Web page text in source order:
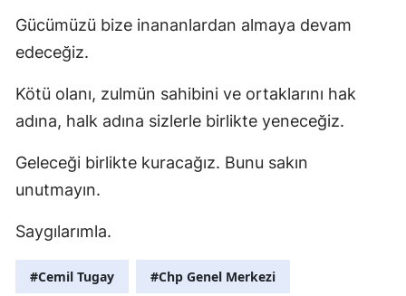
Gücümüzü bize inananlardan almaya devam
edeceğiz.
Kötü olanı, zulmün sahibini ve ortaklarını hak
adına, halk adına sizlerle birlikte yeneceğiz.
Geleceği birlikte kuracağız. Bunu sakın
unutmayın.
Saygılarımla.
#Cemil Tugay #Chp Genel Merkezi